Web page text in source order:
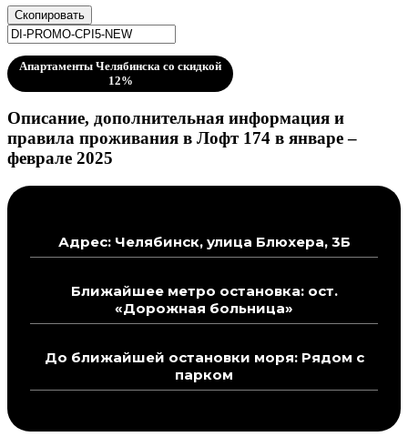
Скопировать
Апартаменты Челябинска со скидкой
12%
Описание, дополнительная информация и
правила проживания в Лофт 174 в январе –
феврале 2025
Адрес: Челябинск, улица Блюхера, 3Б
Ближайшее метро остановка: ост.
«Дорожная больница»
До ближайшей остановки моря: Рядом с
парком